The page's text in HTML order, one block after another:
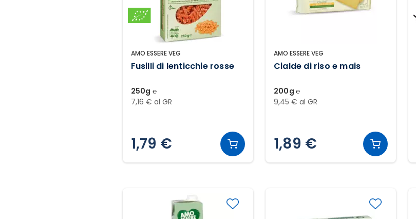
AMO ESSERE VEG
Fusilli di lenticchie rosse
250g ℮
7,16 € al GR
1,79 €
AMO ESSERE VEG
Cialde di riso e mais
200g ℮
9,45 € al GR
1,89 €